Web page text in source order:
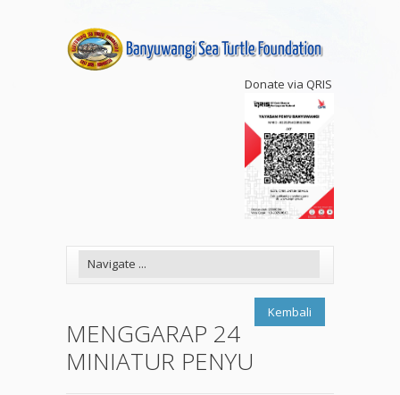
Donate via QRIS
Kembali
MENGGARAP 24
MINIATUR PENYU